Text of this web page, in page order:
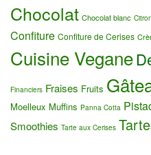
Chocolat Chocolat blanc
Confiture Confiture de Cerises
Cuisine Vegane
Financiers Fraises Fruits
Moelleux Muffins Panna Cotta
Smoothies Tarte aux Cerises